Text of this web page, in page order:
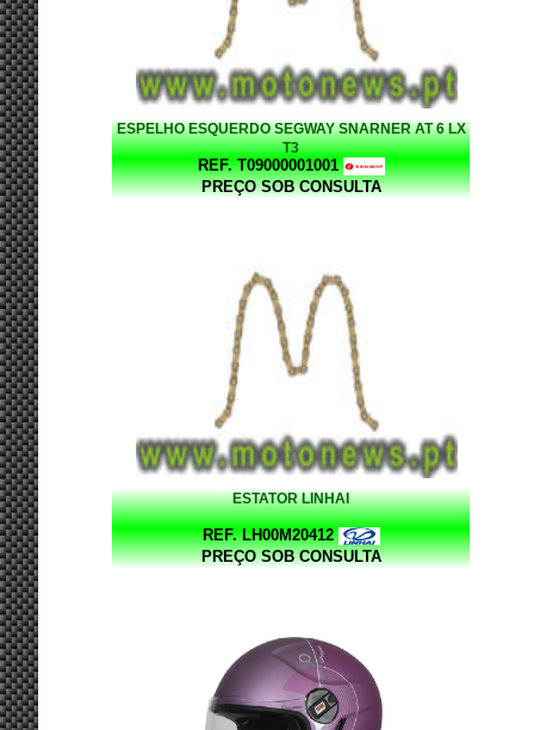
ESPELHO ESQUERDO SEGWAY SNARNER AT 6 LX
T3
REF. T09000001001
PREÇO SOB CONSULTA
ESTATOR LINHAI
REF. LH00M20412
PREÇO SOB CONSULTA